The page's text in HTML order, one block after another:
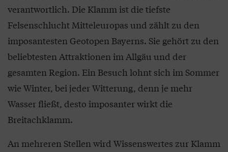
verantwortlich. Die Klamm ist die tiefste
Felsenschlucht Mitteleuropas und zählt zu den
imposantesten Geotopen Bayerns. Sie gehört zu den
beliebtesten Attraktionen im Allgäu und der
gesamten Region. Ein Besuch lohnt sich im Sommer
wie Winter, bei jeder Witterung, denn je mehr
Wasser fließt, desto imposanter wirkt die
Breitachklamm.
An mehreren Stellen wird Wissenswertes zur Klamm